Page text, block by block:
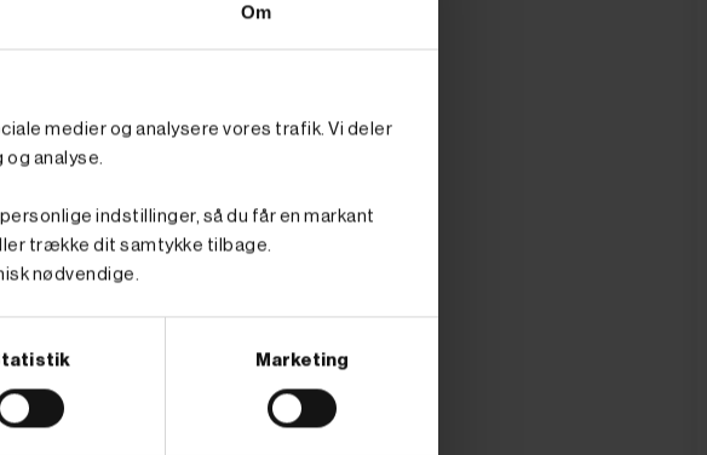
Om
medier og analysere vores trafik. Vi deler
analyse.
indstillinger, så du får en markant
trække dit samtykke tilbage.
nødvendige.
Marketing